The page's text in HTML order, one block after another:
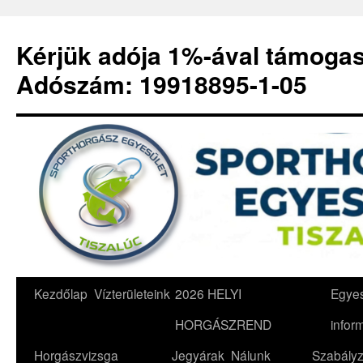
Kérjük adója 1%-ával
Adószám: 19918895-1-05
Kilépés
tartalomba
Kezdőlap Vízterületeink 2026 HELYI
HORGÁSZREND
Horgászvizsga
Jegyárak Nálunk